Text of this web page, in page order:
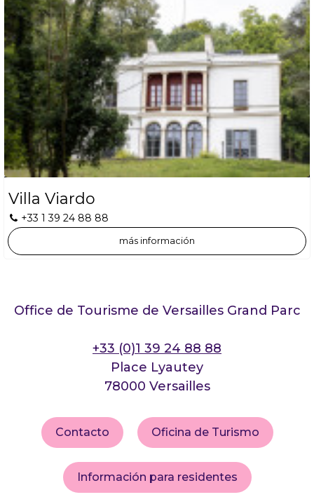
Villa Viardo
+33 1 39 24 88 88
más información
Office de Tourisme de Versailles Grand Parc
+33 (0)1 39 24 88 88
Place Lyautey
78000 Versailles
Contacto Oficina de Turismo
Información para residentes